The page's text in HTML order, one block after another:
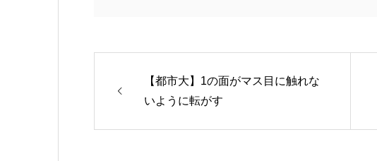
【都市大】1の面がマス目に触れな
いように転がす